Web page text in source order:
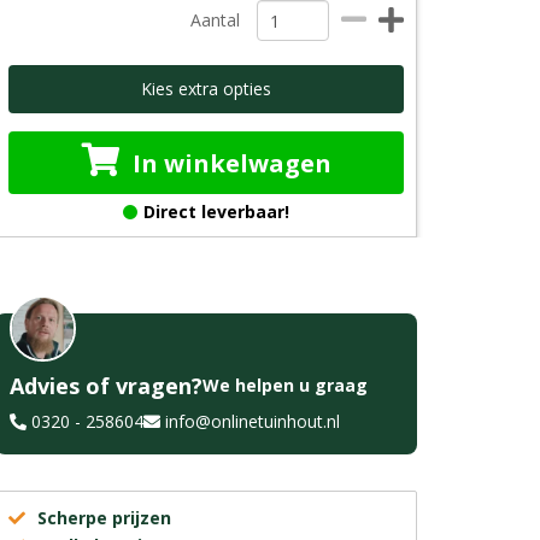
Aantal
Kies extra opties
In winkelwagen
Direct leverbaar!
Advies of vragen?We helpen u graag
0320 - 258604
info@onlinetuinhout.nl
Scherpe prijzen